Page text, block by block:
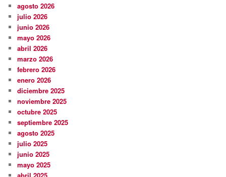
agosto 2026
julio 2026
junio 2026
mayo 2026
abril 2026
marzo 2026
febrero 2026
enero 2026
diciembre 2025
noviembre 2025
octubre 2025
septiembre 2025
agosto 2025
julio 2025
junio 2025
mayo 2025
abril 2025